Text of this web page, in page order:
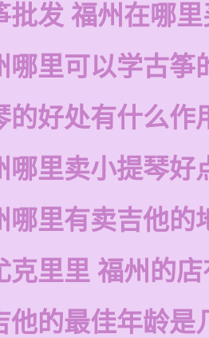
批发 福州在哪
哪里可以学古筝
的好处有什么作
哪里卖小提琴好
哪里有卖吉他的
克里里 福州的
他的最佳年龄是